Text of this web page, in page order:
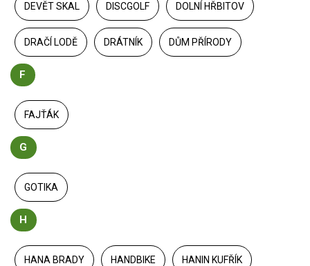
DEVĚT SKAL DISCGOLF DOLNÍ HŘBITOV
DRAČÍ LODĚ DRÁTNÍK DŮM PŘÍRODY
F
FAJŤÁK
G
GOTIKA
H
HANA BRADY HANDBIKE HANIN KUFŘÍK